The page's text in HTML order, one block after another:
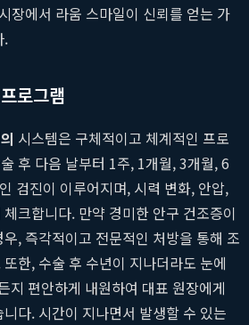
시장에서 라움 스마일이 신뢰를 얻는 가
.
로그램
시스템은 구체적이고 체계적인 프로
후 다음 날부터 1주, 1개월, 3개월, 6
검진이 이루어지며, 시력 변화, 안압,
크합니다. 만약 경미한 안구 건조증이
, 즉각적이고 전문적인 처방을 통해 조
한, 수술 후 수년이 지나더라도 눈에
지 편안하게 내원하여 대표 원장에게
다. 시간이 지나면서 발생할 수 있는